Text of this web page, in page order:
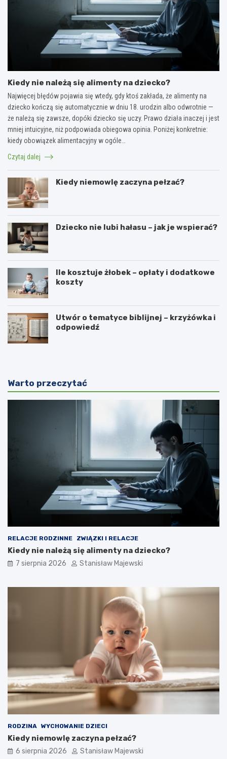
Kiedy nie należą się alimenty na dziecko?
Najwięcej błędów pojawia się wtedy, gdy ktoś zakłada, że alimenty na
dziecko kończą się automatycznie w dniu 18. urodzin albo odwrotnie —
że należą się zawsze, dopóki dziecko się uczy. Prawo działa inaczej i jest
mniej intuicyjne, niż podpowiada obiegowa opinia. Poniżej konkretnie:
kiedy obowiązek alimentacyjny w ogóle…
Czytaj dalej
Kiedy niemowlę zaczyna pełzać?
Dziecko nie lubi hałasu – jak je wspierać?
Ile kosztuje żłobek – opłaty i dodatkowe
koszty
Utwór o tematyce biblijnej – krzyżówka i
odpowiedź
Warto przeczytać
RELACJE RODZINNE ZWIĄZKI I RELACJE
Kiedy nie należą się alimenty na dziecko?
7 sierpnia 2026 Stanisław Majewski
RODZINA WYCHOWANIE DZIECI
Kiedy niemowlę zaczyna pełzać?
6 sierpnia 2026 Stanisław Majewski